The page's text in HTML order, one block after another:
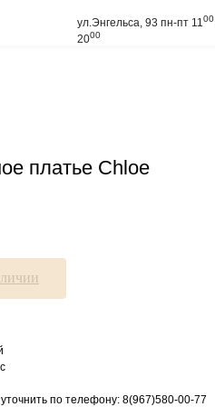
ул.Энгельса, 93 пн-пт 1100
2000
платье Chloe
по телефону: 8(967)580-00-77